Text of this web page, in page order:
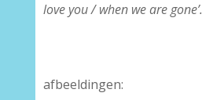
love you / when we are gone’.
afbeeldingen: